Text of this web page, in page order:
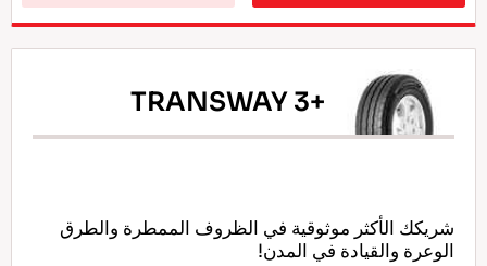
TRANSWAY 3+
شريكك الأكثر موثوقية في الظروف الممطرة والطرق
الوعرة والقيادة في المدن!